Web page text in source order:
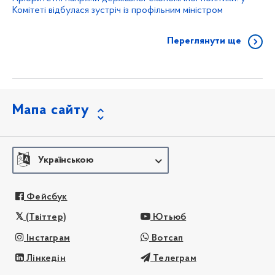
Комітеті відбулася зустріч із профільним міністром
Переглянути ще
Мапа сайту
Українською
Фейсбук
(Твіттер) Ютьюб
Інстаграм Вотсап
Лінкедін Телеграм